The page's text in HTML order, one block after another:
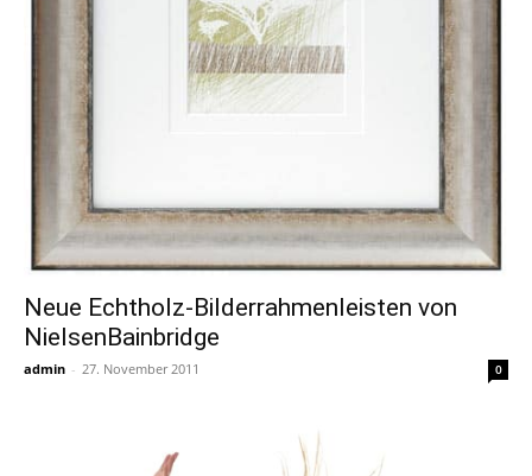
Neue Echtholz-Bilderrahmenleisten von
NielsenBainbridge
admin - 27. November 2011 0